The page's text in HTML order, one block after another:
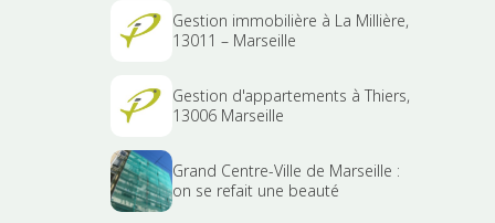
Gestion immobilière à La Millière,
13011 – Marseille
Gestion d'appartements à Thiers,
13006 Marseille
Grand Centre-Ville de Marseille :
on se refait une beauté